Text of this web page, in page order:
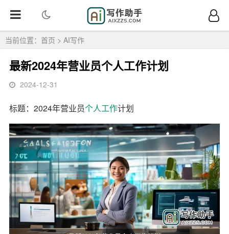
当前位置： 首页 > AI写作
最新2024年营业员个人工作计划
2024-12-31
标题：2024年营业员个人工作计划